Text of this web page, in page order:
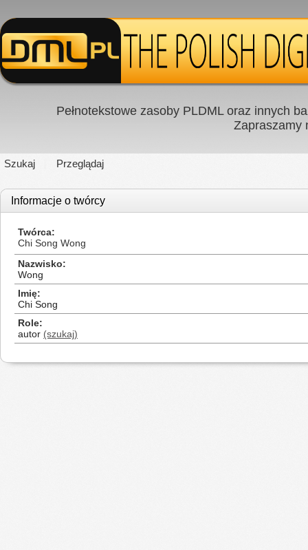
Pełnotekstowe zasoby PLDML oraz innych
Zapraszamy
Szukaj Przeglądaj
Informacje o twórcy
Twórca
Chi Song Wong
Nazwisko
Wong
Imię
Chi Song
Role
autor (szukaj)